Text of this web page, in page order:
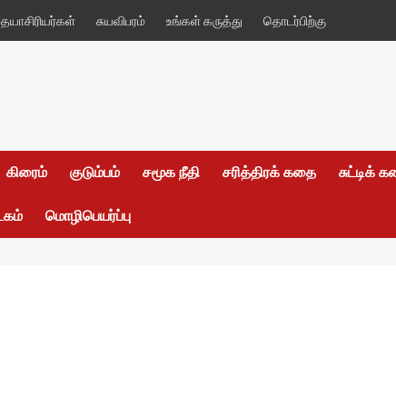
சுயவிபரம் உங்கள் கருத்து தொடர்பிற்கு
கிரைம் குடும்பம் சமூக நீதி சரித்திரக் கதை சுட்டிக்
மொழிபெயர்ப்பு